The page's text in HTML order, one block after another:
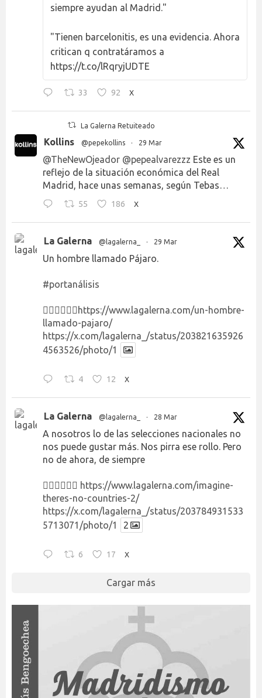
siempre ayudan al Madrid."
"Tienen barcelonitis, es una evidencia. Ahora
critican q contratáramos a
https://t.co/lRqryjUDTE
33 92 X
La Galerna Retuiteado
Kollins @pepekollins · 29 Mar
@TheNewOjeador @pepealvarezzz Este es un
reflejo de la situación económica del Real
Madrid, hace unas semanas, según Tebas…
55 186 X
La Galerna @lagalerna_ · 29 Mar
Un hombre llamado Pájaro.
#portanálisis
👉🏻👉🏻👉🏻 https://www.lagalerna.com/un-hombre-
llamado-pajaro/
https://x.com/lagalerna_/status/203821635926
4563526/photo/1
4 12 X
La Galerna @lagalerna_ · 28 Mar
A nosotros lo de las selecciones nacionales no
nos puede gustar más. Nos pirra ese rollo. Pero
no de ahora, de siempre
👉🏻👉🏻👉🏻 https://www.lagalerna.com/imagine-
theres-no-countries-2/
https://x.com/lagalerna_/status/203784931533
5713071/photo/1
2
6 17 X
Cargar más